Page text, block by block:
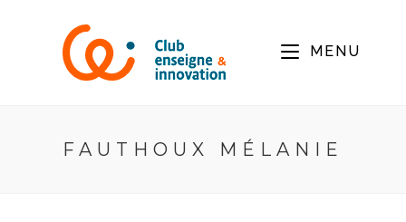
MENU
FAUTHOUX MÉLANIE